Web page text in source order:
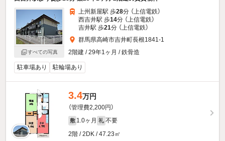
すべての写真
上州新屋駅 歩28分 （上信電鉄）
西吉井駅 歩14分 （上信電鉄）
吉井駅 歩21分 （上信電鉄）
群馬県高崎市吉井町長根1841-1
2階建 / 29年1ヶ月 / 鉄骨造
駐車場あり 駐輪場あり
3.4万円
（管理費2,200円）
敷 1.0ヶ月 礼 不要
2階 / 2DK / 47.23㎡